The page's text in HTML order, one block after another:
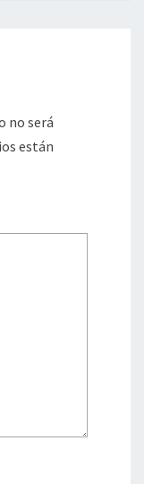
no será
están